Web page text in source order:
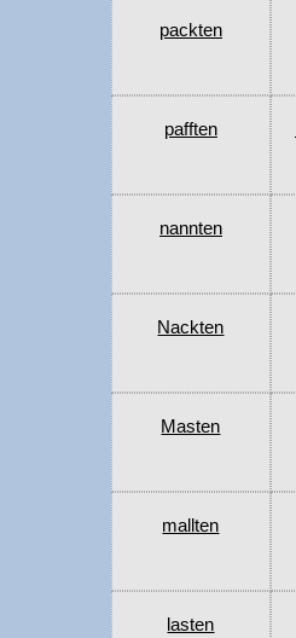
packten
pafften
nannten
Nackten
Masten
mallten
lasten